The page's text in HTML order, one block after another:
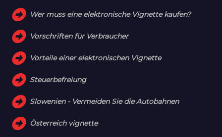
Wer muss eine elektronische Vignette kaufen?
Vorschriften für Verbraucher
Vorteile einer elektronischen Vignette
Steuerbefreiung
Slowenien - Vermeiden Sie die Autobahnen
Österreich vignette